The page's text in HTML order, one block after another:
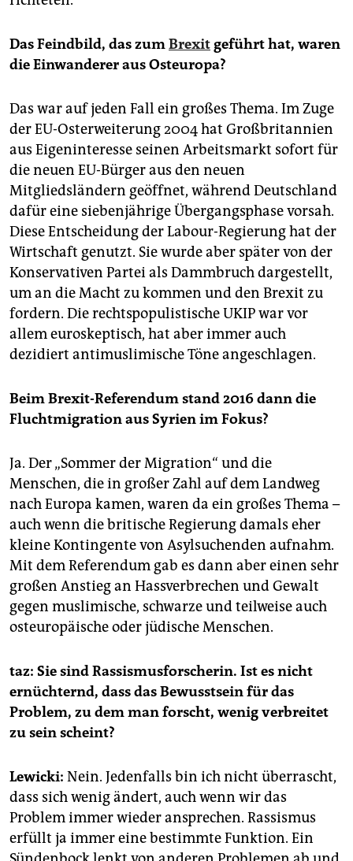
Das Feindbild, das zumBrexitgeführt hat, waren
die Einwanderer aus Osteuropa?
Das war auf jeden Fall ein großes Thema. Im Zuge
der EU-Osterweiterung 2004 hat Großbritannien
aus Eigeninteresse seinen Arbeitsmarkt sofort für
die neuen EU-Bürger aus den neuen
Mitgliedsländern geöffnet, während Deutschland
dafür eine siebenjährige Übergangsphase vorsah.
Diese Entscheidung der Labour-Regierung hat der
Wirtschaft genutzt. Sie wurde aber später von der
Konservativen Partei als Dammbruch dargestellt,
um an die Macht zu kommen und den Brexit zu
fordern. Die rechtspopulistische UKIP war vor
allem euroskeptisch, hat aber immer auch
dezidiert antimuslimische Töne angeschlagen.
Beim Brexit-Referendum stand 2016 dann die
Fluchtmigration aus Syrien im Fokus?
Ja. Der „Sommer der Migration“ und die
Menschen, die in großer Zahl auf dem Landweg
nach Europa kamen, waren da ein großes Thema –
auch wenn die britische Regierung damals eher
kleine Kontingente von Asylsuchenden aufnahm.
Mit dem Referendum gab es dann aber einen sehr
großen Anstieg an Hassverbrechen und Gewalt
gegen muslimische, schwarze und teilweise auch
osteuropäische oder jüdische Menschen.
taz: Sie sind Rassismusforscherin. Ist es nicht
ernüchternd, dass das Bewusstsein für das
Problem, zu dem man forscht, wenig verbreitet
zu sein scheint?
Lewicki: Nein. Jedenfalls bin ich nicht überrascht,
dass sich wenig ändert, auch wenn wir das
Problem immer wieder ansprechen. Rassismus
erfüllt ja immer eine bestimmte Funktion. Ein